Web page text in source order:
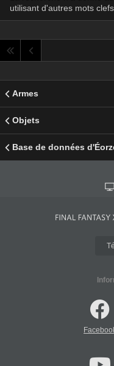
utilisant d'autres mots clefs.
Armes
Objets
Base de données